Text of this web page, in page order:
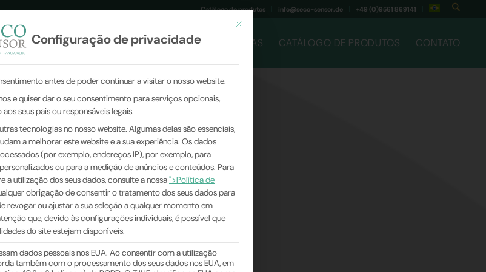
Catálogo de produtos info@seco-sensor.de +49 (0)9561 869141
PRINCÍPIOS DE MEDIÇÃO EMPRESA NOTÍCIAS CATÁLOGO DE PRODUTOS CONTATO
Este botão fecha a caixa de diálogo. A sua funcionalidade é idêntica à do
Configuração de privacidade
antes de poder continuar a visitar o nosso website.
e quiser dar o seu consentimento para serviços opcionais,
seus pais ou responsáveis legais.
tecnologias no nosso website. Algumas delas são essenciais,
a melhorar este website e a sua experiência. Os dados
(por exemplo, endereços IP), por exemplo, para
ou para a medição de anúncios e conteúdos. Para
a utilização dos seus dados, consulte a nossa">Política de
obrigação de consentir o tratamento dos seus dados para
revogar ou ajustar a sua seleção a qualquer momento em
que, devido às configurações individuais, é possível que
do site estejam disponíveis.
dados pessoais nos EUA. Ao consentir com a utilização
também com o processamento dos seus dados nos EUA, em